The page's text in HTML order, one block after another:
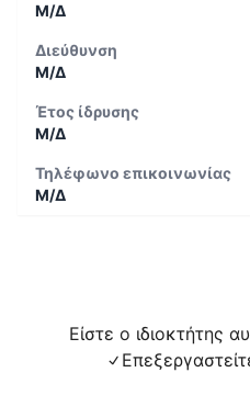
Μ/Δ
Διεύθυνση
Μ/Δ
Έτος ίδρυσης
Μ/Δ
Τηλέφωνο επικοινωνίας
Μ/Δ
Είστε ο ιδιοκτήτης